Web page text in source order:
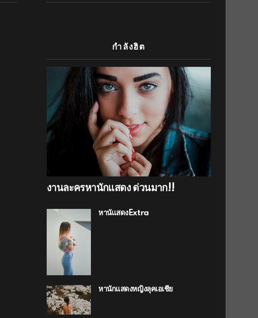
กำลังฮิต
งานละครหานักแสดง ด่วนมาก!!
หานัแสดงExtra
หานักแสดงหญิงลุคเอเชีย